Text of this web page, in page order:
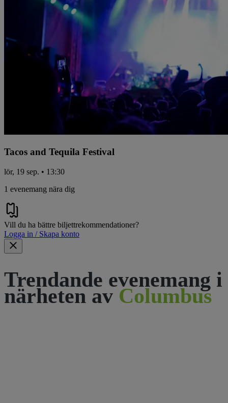
Tacos and Tequila Festival
lör, 19 sep. • 13:30
1 evenemang nära dig
Vill du ha bättre biljettrekommendationer?
Logga in / Skapa konto
Trendande evenemang i
närheten av Columbus